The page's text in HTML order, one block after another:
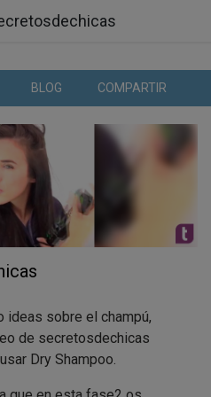
BLOG COMPARTIR
ideas sobre el champú,
de secretosdechicas
Dry Shampoo.